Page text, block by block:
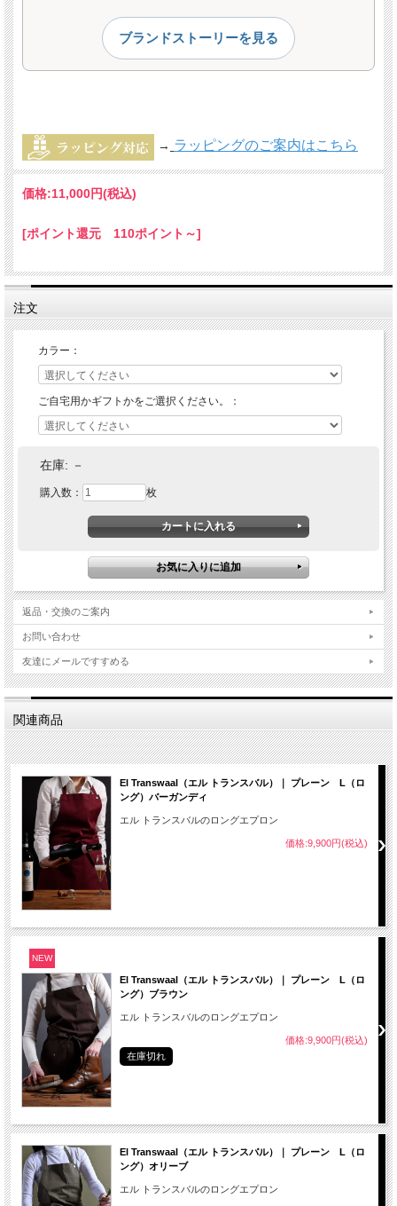
ブランドストーリーを見る
→ ラッピングのご案内はこちら
価格:11,000円(税込)
[ポイント還元 110ポイント～]
注文
カラー：
ご自宅用かギフトかをご選択ください。：
在庫: －
購入数： 枚
返品・交換のご案内
お問い合わせ
友達にメールですすめる
関連商品
El Transwaal（エル トランスバル）｜ プレーン L（ロ
ング）バーガンディ
エル トランスバルのロングエプロン
価格:9,900円(税込)
NEW
El Transwaal（エル トランスバル）｜ プレーン L（ロ
ング）ブラウン
エル トランスバルのロングエプロン
価格:9,900円(税込)
在庫切れ
El Transwaal（エル トランスバル）｜ プレーン L（ロ
ング）オリーブ
エル トランスバルのロングエプロン